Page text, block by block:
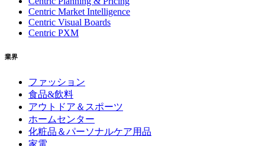
Centric Market Intelligence
Centric Visual Boards
Centric PXM
業界
ファッション
食品&飲料
アウトドア＆スポーツ
ホームセンター
化粧品＆パーソナルケア用品
家電